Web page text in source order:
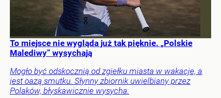
To miejsce nie wygląda już tak pięknie. „Polskie
Malediwy” wysychają
Mogło być odskocznią od zgiełku miasta w wakacje, a
jest oazą smutku. Słynny zbiornik uwielbiany przez
Polaków, błyskawicznie wysycha.